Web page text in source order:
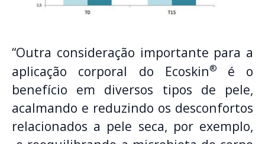
“Outra consideração importante para a
aplicação corporal do Ecoskin® é o
benefício em diversos tipos de pele,
acalmando e reduzindo os desconfortos
relacionados a pele seca, por exemplo,